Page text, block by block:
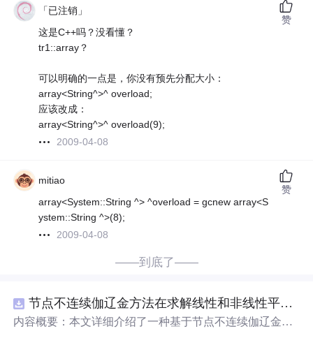
「已注销」
这是C++吗？没看懂？
tr1::array？
可以明确的一点是，你没有预先分配大小：
array<String^>^ overload;
应该改成：
array<String^>^ overload(9);
2009-04-08
赞
mitiao
array<System::String ^> ^overload = gcnew array<S
ystem::String ^>(8);
2009-04-08
赞
——到底了——
节点不连续伽辽金方法在求解线性和非线性平流方程中的一维实现（Matlab代码实现）
内容概要：本文详细介绍了一种基于节点不连续伽辽金方